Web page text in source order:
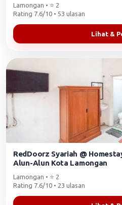
Lamongan • ⭐ 2
Rating 7.6/10 • 53 ulasan
Lihat &
RedDoorz Syariah @
Alun-Alun Kota Lamongan
Lamongan • ⭐ 2
Rating 7.6/10 • 23 ulasan